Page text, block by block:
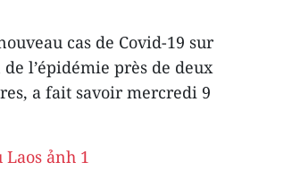
cas de Covid-19 sur
l’épidémie près de deux
a fait savoir mercredi 9